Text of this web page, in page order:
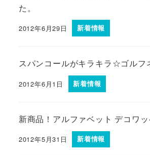
た。
2012年6月29日 新着情報
スパンコールがキラキラ☆ゴルフ
2012年6月1日 新着情報
新商品！アルファベット デコワッ
2012年5月31日 新着情報